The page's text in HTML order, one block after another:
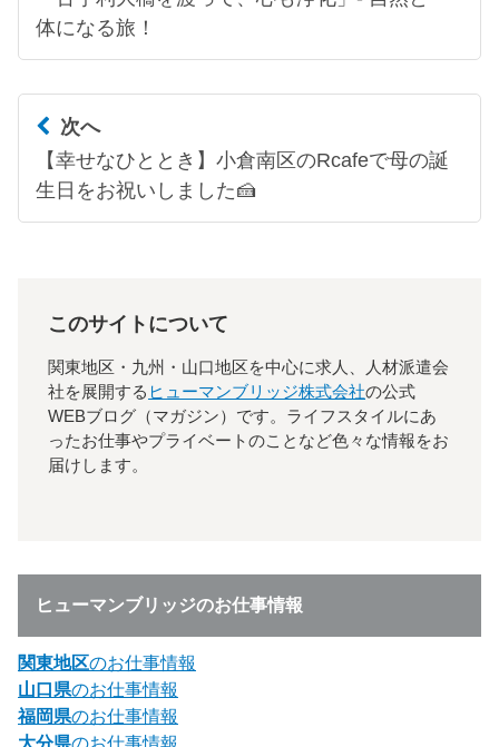
体になる旅！
次へ
【幸せなひととき】小倉南区のRcafeで母の誕
生日をお祝いしました🍰
このサイトについて
関東地区・九州・山口地区を中心に求人、人材派遣会
社を展開する ヒューマンブリッジ株式会社の公式
WEBブログ（マガジン）です。ライフスタイルにあ
ったお仕事やプライベートのことなど色々な情報をお
届けします。
ヒューマンブリッジのお仕事情報
関東地区のお仕事情報
山口県のお仕事情報
福岡県のお仕事情報
大分県のお仕事情報